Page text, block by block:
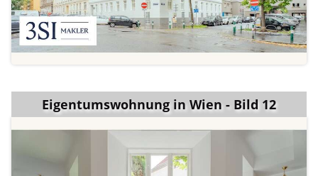
Eigentumswohnung in Wien - Bild 12